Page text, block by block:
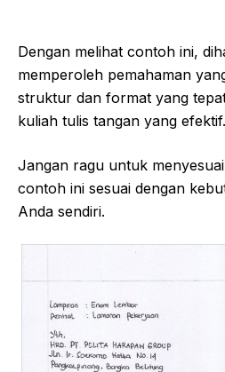
Dengan melihat contoh ini,
memperoleh pemahaman
struktur dan format yang
kuliah tulis tangan yang efektif.
Jangan ragu untuk
contoh ini sesuai dengan
Anda sendiri.